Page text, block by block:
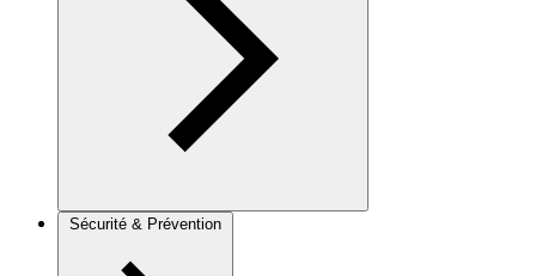
Sécurité & Prévention